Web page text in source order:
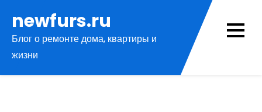
содержимому
newfurs.ru
Блог о ремонте дома, квартиры и
жизни